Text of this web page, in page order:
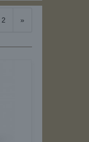
2 »